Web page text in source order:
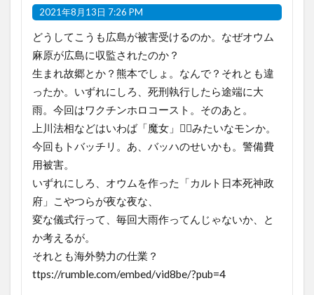
2021年8月13日 7:26 PM
どうしてこうも広島が被害受けるのか。なぜオウム
麻原が広島に収監されたのか？
生まれ故郷とか？熊本でしょ。なんで？それとも違
ったか。いずれにしろ、死刑執行したら途端に大
雨。今回はワクチンホロコースト。そのあと。
上川法相などはいわば「魔女」🧙‍♀️みたいなモンか。
今回もトバッチリ。あ、バッハのせいかも。警備費
用被害。
いずれにしろ、オウムを作った「カルト日本死神政
府」こやつらが夜な夜な、
変な儀式行って、毎回大雨作ってんじゃないか、と
か考えるが。
それとも海外勢力の仕業？
ttps://rumble.com/embed/vid8be/?pub=4